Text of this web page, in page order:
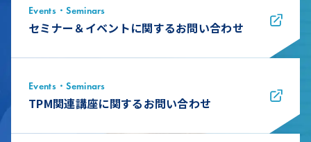
Events・Seminars
セミナー＆イベントに関するお問い合わせ
Events・Seminars
TPM関連講座に関するお問い合わせ